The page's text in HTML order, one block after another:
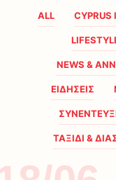
ALL CYPRUS
NEWS &
ΕΙΔΗΣΕΙΣ
ΤΑΞΙΔΙ &